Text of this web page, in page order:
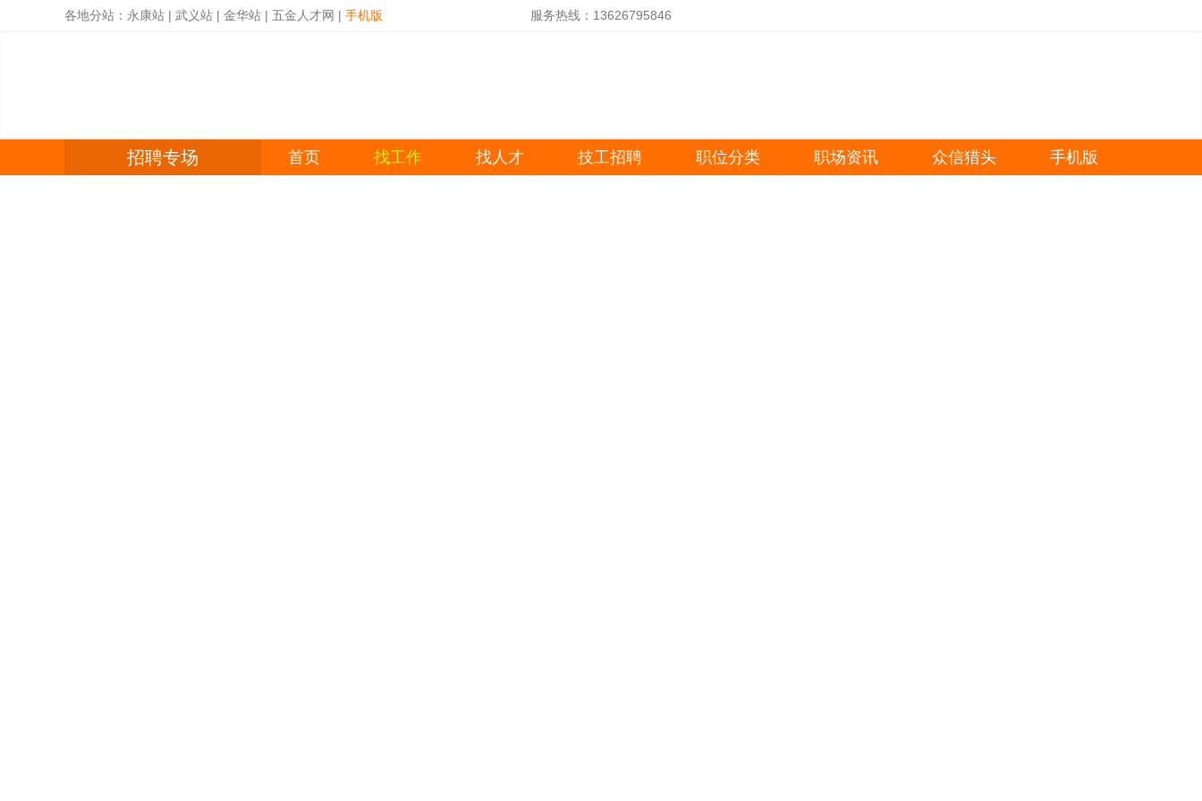
各地分站： 永康站 | 武义站 | 金华站 | 五金人才网 | 手机版 服务热线：13626795846
招聘专场 首页 找工作 找人才 技工招聘 职位分类 职场资讯 众信猎头 手机版